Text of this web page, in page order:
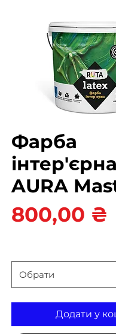
Фарба
інтер'єрна
AURA
800,00 ₴
Додати у